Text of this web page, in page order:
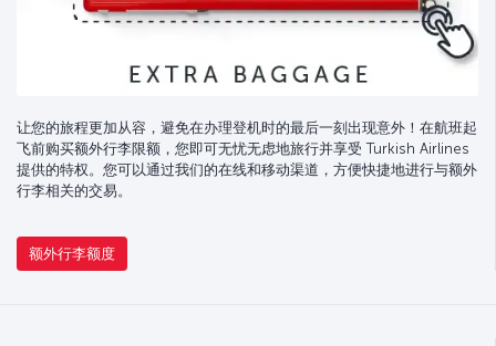
让您的旅程更加从容，避免在办理登机时的最后一刻出现意外！在航班起
飞前购买额外行李限额，您即可无忧无虑地旅行并享受 Turkish Airlines
提供的特权。您可以通过我们的在线和移动渠道，方便快捷地进行与额外
行李相关的交易。
额外行李额度